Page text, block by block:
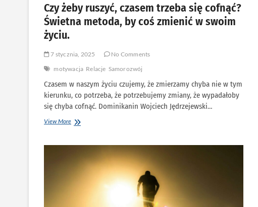
Czy żeby ruszyć, czasem trzeba się cofnąć?
Świetna metoda, by coś zmienić w swoim
życiu.
7 stycznia, 2025
No Comments
motywacja Relacje Samorozwój
Czasem w naszym życiu czujemy, że zmierzamy chyba nie w tym
kierunku, co potrzeba, że potrzebujemy zmiany, że wypadałoby
się chyba cofnąć. Dominikanin Wojciech Jędrzejewski…
View MoreCzy
czasem
trzeba